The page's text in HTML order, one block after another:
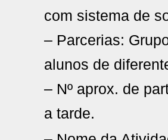
com sistema de
– Parcerias:
alunos de
– Nº aprox. de
a tarde.